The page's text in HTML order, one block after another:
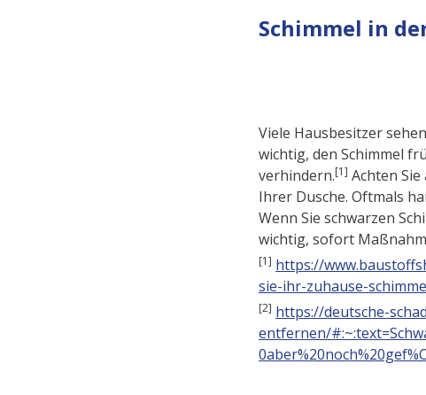
Schimmel in
Viele Hausbesitzer
wichtig, den Schimmel
verhindern.[1] Achten
Ihrer Dusche. Oftmals
Wenn Sie schwarzen
wichtig, sofort
[1] https://
sie-ihr-zuhause-
[2] https://deutsche-
entfernen/